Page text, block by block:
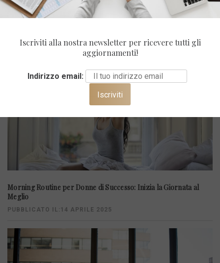
ULTIMI POST
Morning Routine per Donne di Successo: Inizia la Giornata al
Meglio
PUBBLICATO IL:14 APRILE 2025
Iscriviti alla nostra newsletter per ricevere tutti gli
aggiornamenti!
Indirizzo email: